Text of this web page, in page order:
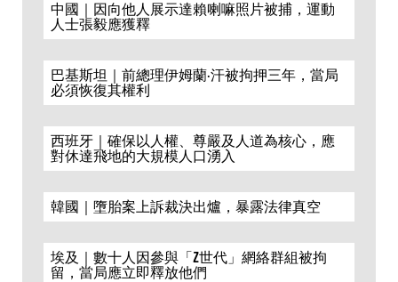
中國｜因向他人展示達賴喇嘛照片被捕，運動
人士張毅應獲釋
巴基斯坦｜前總理伊姆蘭·汗被拘押三年，當局
必須恢復其權利
西班牙｜確保以人權、尊嚴及人道為核心，應
對休達飛地的大規模人口湧入
韓國｜墮胎案上訴裁決出爐，暴露法律真空
埃及｜數十人因參與「Z世代」網絡群組被拘
留，當局應立即釋放他們